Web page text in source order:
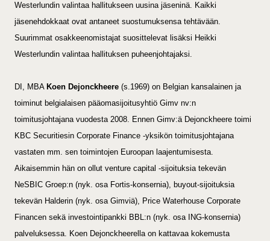
Westerlundin valintaa hallitukseen uusina jäseninä. Kaikki
jäsenehdokkaat ovat antaneet suostumuksensa tehtävään.
Suurimmat osakkeenomistajat suosittelevat lisäksi Heikki
Westerlundin valintaa hallituksen puheenjohtajaksi.
DI, MBA Koen Dejonckheere (s.1969) on Belgian kansalainen ja
toiminut belgialaisen pääomasijoitusyhtiö Gimv nv:n
toimitusjohtajana vuodesta 2008. Ennen Gimv:ä Dejonckheere toimi
KBC Securitiesin Corporate Finance -yksikön toimitusjohtajana
vastaten mm. sen toimintojen Euroopan laajentumisesta.
Aikaisemmin hän on ollut venture capital -sijoituksia tekevän
NeSBIC Groep:n (nyk. osa Fortis-konsernia), buyout-sijoituksia
tekevän Halderin (nyk. osa Gimviä), Price Waterhouse Corporate
Financen sekä investointipankki BBL:n (nyk. osa ING-konsernia)
palveluksessa. Koen Dejonckheerella on kattavaa kokemusta